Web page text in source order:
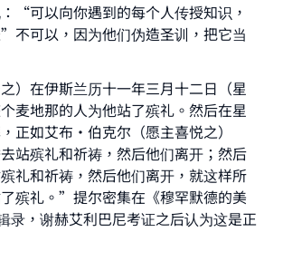
“可以向你遇到的每个人传授知识，
不可以，因为他们伪造圣训，把它当
）在伊斯兰历十一年三月十二日（星
麦地那的人为他站了殡礼。然后在星
正如艾布•伯克尔（愿主喜悦之）
站殡礼和祈祷，然后他们离开；然后
礼和祈祷，然后他们离开，就这样所
殡礼。”提尔密集在《穆罕默德的美
录，谢赫艾利巴尼考证之后认为这是正